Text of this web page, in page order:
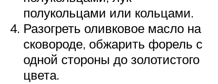
полукольцами или кольцами.
Разогреть оливковое масло на
сковороде, обжарить форель с
одной стороны до золотистого
цвета.